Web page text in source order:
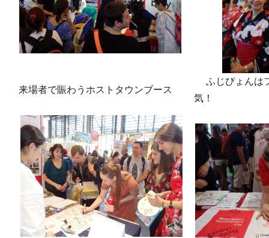
来場者で賑わうホストタウンブース
ふじぴょんは
気！